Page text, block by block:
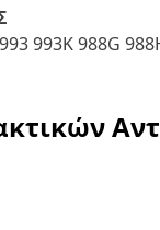
993K 988G